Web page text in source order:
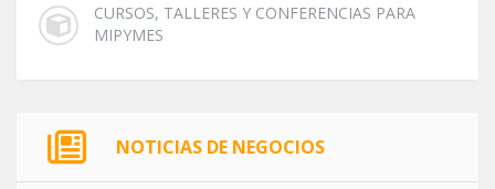
CURSOS, TALLERES Y CONFERENCIAS PARA
MIPYMES
NOTICIAS DE NEGOCIOS